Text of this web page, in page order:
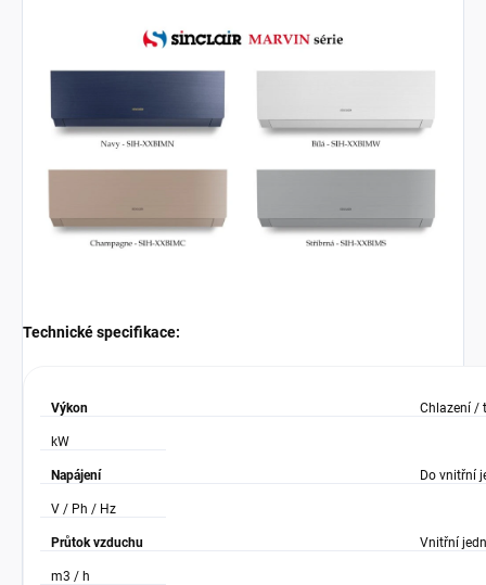
Technické specifikace:
Výkon Chlazení /
kW
Napájení Do vnitřní
V / Ph / Hz
Průtok vzduchu Vnitřní
m3 / h